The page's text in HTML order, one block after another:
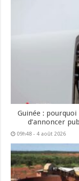
Guinée :
d’annoncer
09h48 - 4 août 2026